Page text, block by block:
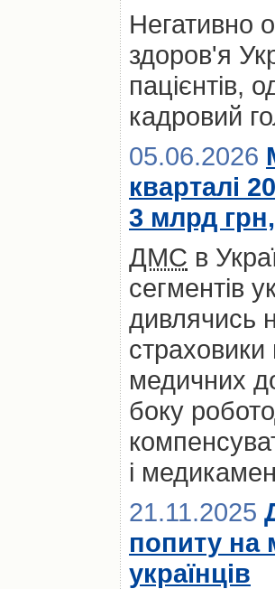
Негативно
здоров'я
пацієнтів,
кадровий
05.06.2026
кварталі
3 млрд
ДМС в
сегментів
дивлячись
медичних
боку
і
21.11.2025
попиту на
українців